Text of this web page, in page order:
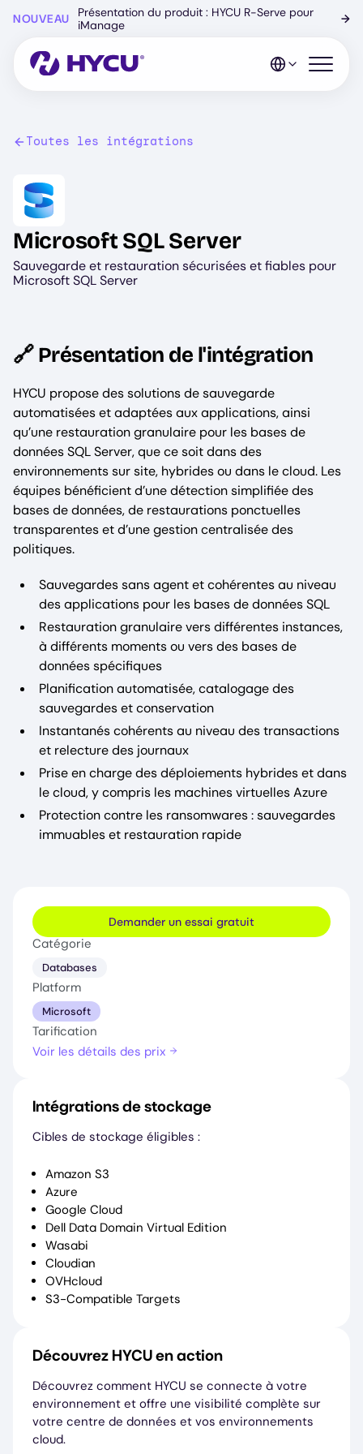
content
NOUVEAU
Présentation du produit : HYCU R-Serve pour
iManage
→
Open
Toutes les intégrations
Image
Microsoft SQL Server
Sauvegarde et restauration sécurisées et fiables pour
Microsoft SQL Server
🔗 Présentation de l'intégration
HYCU propose des solutions de sauvegarde
automatisées et adaptées aux applications, ainsi
qu’une restauration granulaire pour les bases de
données SQL Server, que ce soit dans des
environnements sur site, hybrides ou dans le cloud. Les
équipes bénéficient d’une détection simplifiée des
bases de données, de restaurations ponctuelles
transparentes et d’une gestion centralisée des
politiques.
Sauvegardes sans agent et cohérentes au niveau
des applications pour les bases de données SQL
Restauration granulaire vers différentes instances,
à différents moments ou vers des bases de
données spécifiques
Planification automatisée, catalogage des
sauvegardes et conservation
Instantanés cohérents au niveau des transactions
et relecture des journaux
Prise en charge des déploiements hybrides et dans
le cloud, y compris les machines virtuelles Azure
Protection contre les ransomwares : sauvegardes
immuables et restauration rapide
Demander un essai gratuit
Catégorie
Databases
Platform
Microsoft
Tarification
Voir les détails des prix
Intégrations de stockage
Cibles de stockage éligibles :
Amazon S3
Azure
Google Cloud
Dell Data Domain Virtual Edition
Wasabi
Cloudian
OVHcloud
S3-Compatible Targets
Découvrez HYCU en action
Découvrez comment HYCU se connecte à votre
environnement et offre une visibilité complète sur
votre centre de données et vos environnements
cloud.